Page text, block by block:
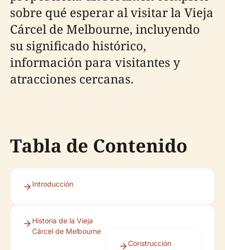
sobre qué esperar al visitar la Vieja
Cárcel de Melbourne, incluyendo
su significado histórico,
información para visitantes y
atracciones cercanas.
Tabla de Contenido
Introducción
Historia de la Vieja
Cárcel de Melbourne
Construcción